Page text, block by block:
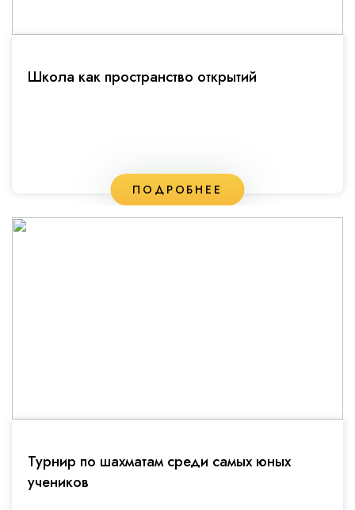
Школа как пространство открытий
ПОДРОБНЕЕ
Турнир по шахматам среди самых юных
учеников